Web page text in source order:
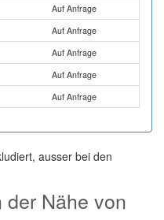
Auf Anfrage
Auf Anfrage
Auf Anfrage
Auf Anfrage
Auf Anfrage
ausser bei den
der Nähe von